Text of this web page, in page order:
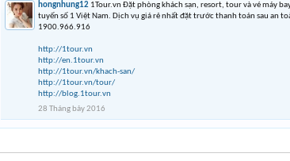
hongnhung12 1Tour.vn Đặt phòng khách sạn, resort, tour và vé máy
tuyến số 1 Việt Nam. Dịch vụ giá rẻ nhất đặt trước thanh toán sau an
1900.966.916
http://1tour.vn
http://en.1tour.vn
http://1tour.vn/khach-san/
http://1tour.vn/tour/
http://blog.1tour.vn
28 Tháng bảy 2016